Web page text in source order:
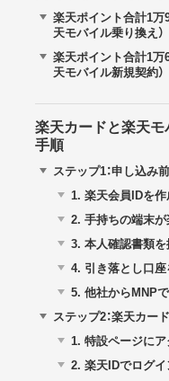
楽天ポイント合計1万
天モバイル乗り換え）
楽天ポイント合計1万
天モバイル新規契約）
楽天カードと楽天
手順
ステップ1：申し込み
1. 楽天会員IDを作
2. 手持ちの端末
3. 本人確認書類を
4. 引き落とし口座
5. 他社からMNP
ステップ2：楽天カー
1. 特設ページにア
2. 楽天IDでログイ